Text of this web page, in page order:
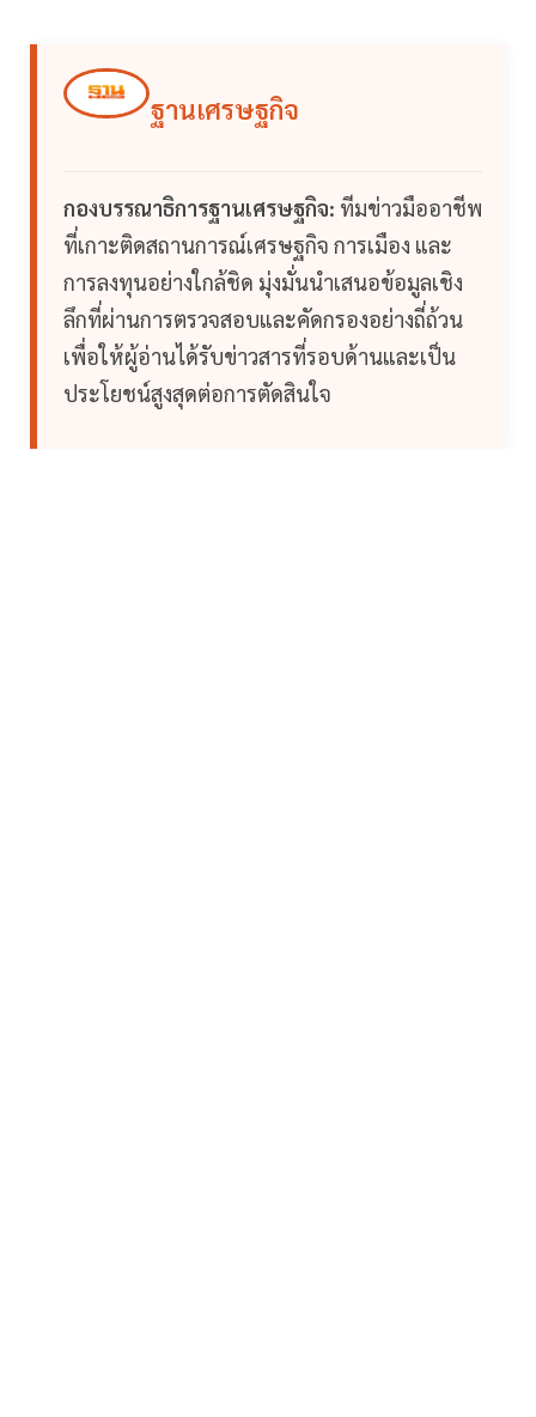
ฐานเศรษฐกิจ
กองบรรณาธิการฐานเศรษฐกิจ: ทีมข่าวมืออาชีพ
ที่เกาะติดสถานการณ์เศรษฐกิจ การเมือง และ
การลงทุนอย่างใกล้ชิด มุ่งมั่นนำเสนอข้อมูลเชิง
ลึกที่ผ่านการตรวจสอบและคัดกรองอย่างถี่ถ้วน
เพื่อให้ผู้อ่านได้รับข่าวสารที่รอบด้านและเป็น
ประโยชน์สูงสุดต่อการตัดสินใจ